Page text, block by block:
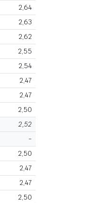
2,64
2,63
2,62
2,55
2,54
2,47
2,47
2,50
2,52
-
2,50
2,47
2,47
2,50